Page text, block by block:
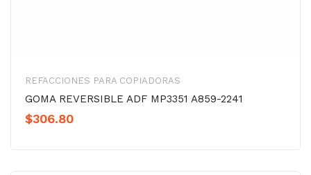
REFACCIONES PARA COPIADORAS
GOMA REVERSIBLE ADF MP3351 A859-2241
$306.80